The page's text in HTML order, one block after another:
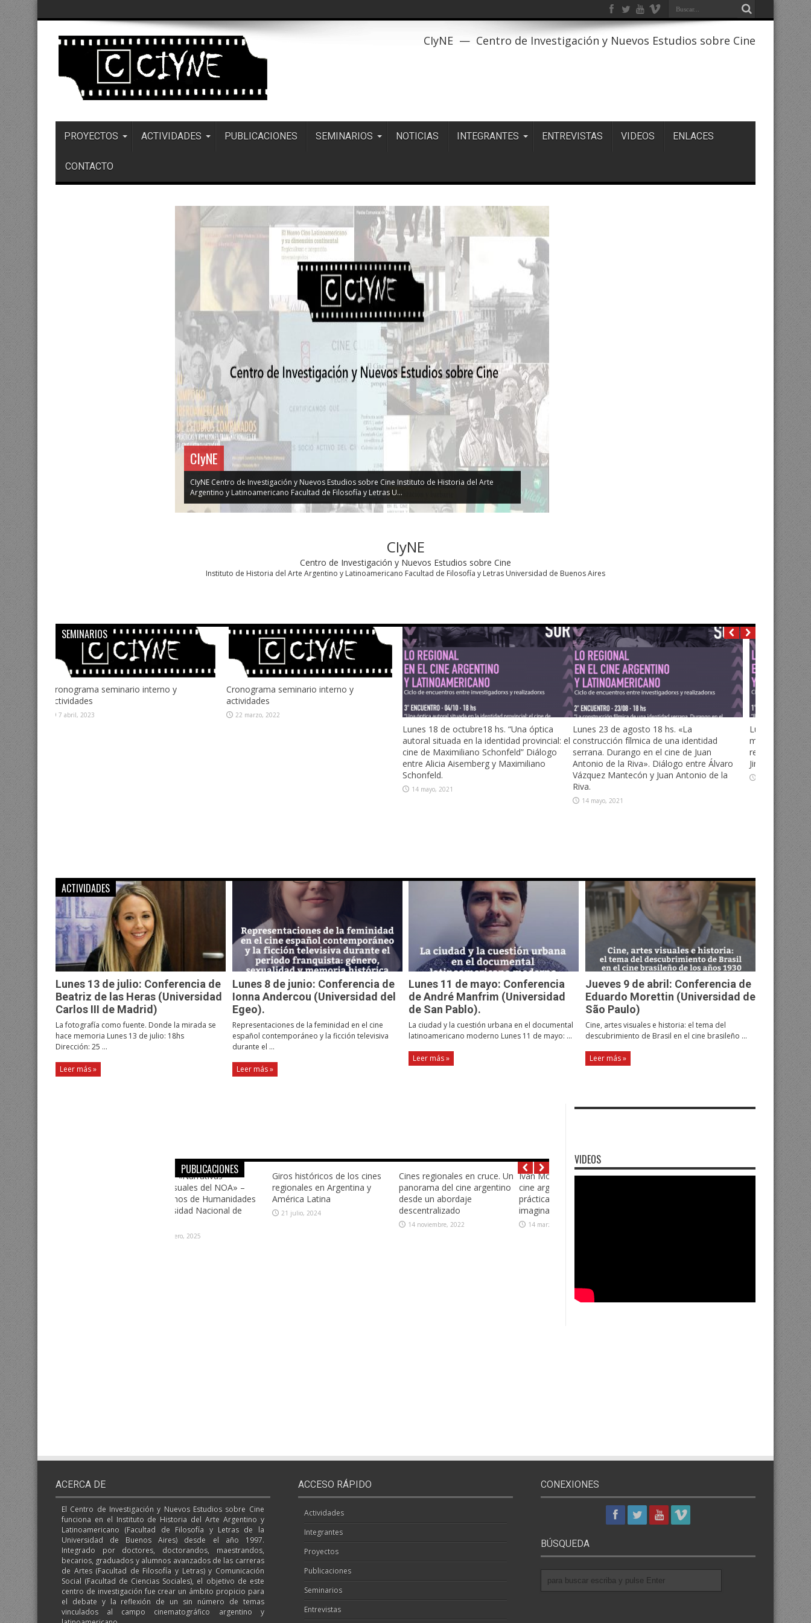
CIyNE — Centro de Investigación y Nuevos Estudios sobre Cine
PROYECTOS ACTIVIDADES PUBLICACIONES SEMINARIOS NOTICIAS INTEGRANTES ENTREVISTAS VIDEOS ENLACES
CONTACTO
CIyNE
CIyNE Centro de Investigación y Nuevos Estudios sobre Cine Instituto de Historia del Arte
Argentino y Latinoamericano Facultad de Filosofía y Letras U...
CIyNE
Centro de Investigación y Nuevos Estudios sobre Cine
Instituto de Historia del Arte Argentino y Latinoamericano Facultad de Filosofía y Letras Universidad de Buenos Aires
SEMINARIOS
Ciclo de encuentros: Caminos de Norte a
Sur. Lo regional en el cine argentino y
latinoamericano
14 mayo, 2021
Lunes 9 de noviembre: Paola Castillo
(Directora de cine – CCDocumental) y
Mónica Villarroel Márquez (Investigadora y
gestora cultural – Cineteca Nacional de
Chile)
ACTIVIDADES
Lunes 13 de julio: Conferencia de
Beatriz de las Heras (Universidad
Carlos III de Madrid)
La fotografía como fuente. Donde la mirada se
hace memoria Lunes 13 de julio: 18hs
Dirección: 25 ...
Leer más »
Lunes 8 de junio: Conferencia de
Ionna Andercou (Universidad del
Egeo).
Representaciones de la feminidad en el cine
español contemporáneo y la ficción televisiva
durante el ...
Leer más »
Lunes 11 de mayo: Conferencia
de André Manfrim (Universidad
de San Pablo).
La ciudad y la cuestión urbana en el documental
latinoamericano moderno Lunes 11 de mayo: ...
Leer más »
Jueves 9 de abril: Conferencia de
Eduardo Morettin (Universidad de
São Paulo)
Cine, artes visuales e historia: el tema del
descubrimiento de Brasil en el cine brasileño ...
Leer más »
PUBLICACIONES
Iván Morales: Hollywood en el
cine argentino. Viajes,
prácticas estéticas, géneros e
imaginarios (1933-1942)
Jorge Sala: Escenas de ruptura.
Relaciones entre el cine y el
teatro argentinos de los años
sesenta
14 marzo, 2021
VIDEOS
ACERCA DE
El Centro de Investigación y Nuevos Estudios sobre Cine
funciona en el Instituto de Historia del Arte Argentino y
Latinoamericano (Facultad de Filosofía y Letras de la
Universidad de Buenos Aires) desde el año 1997.
Integrado por doctores, doctorandos, maestrandos,
becarios, graduados y alumnos avanzados de las carreras
de Artes (Facultad de Filosofía y Letras) y Comunicación
Social (Facultad de Ciencias Sociales), el objetivo de este
centro de investigación fue crear un ámbito propicio para
el debate y la reflexión de un sin número de temas
vinculados al campo cinematográfico argentino y
ACCESO RÁPIDO
Actividades
Integrantes
Proyectos
Publicaciones
Seminarios
Entrevistas
CONEXIONES
BÚSQUEDA